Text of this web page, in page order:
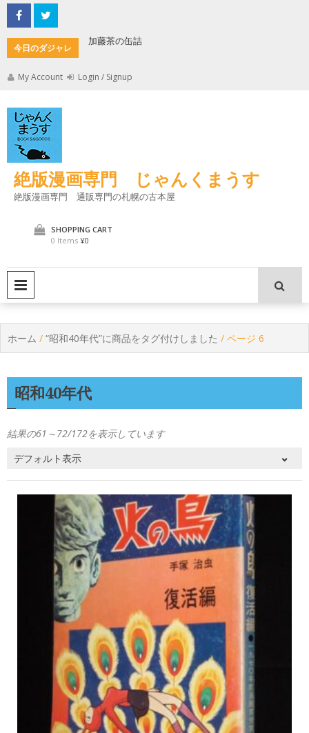
Skip
to
content
今日のダジャレ
君とよくこの店でみのもんた
My Account Login / Signup
絶版漫画専門 じゃんくまうす
絶版漫画専門 通販専門の札幌の古本屋
SHOPPING CART
0 Items ¥0
ホーム / “昭和40年代”に商品をタグ付けしました / ページ 6
昭和40年代
結果の61～72/172を表示しています